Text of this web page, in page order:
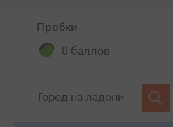
Пробки
0 баллов
Город на ладони